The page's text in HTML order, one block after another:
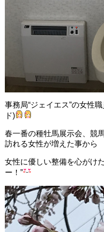
事務局“ジェイエス”の女性
ド)
春一番の種牡馬展示会、競
訪れる女性が増えた事から
女性に優しい整備を心がけ
ー！”